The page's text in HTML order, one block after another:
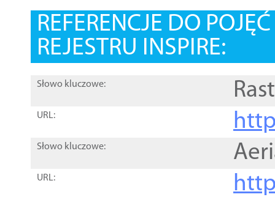
REFERENCJE DO
REJESTRU INSPIRE:
Słowo kluczowe:
URL:
Słowo kluczowe:
URL: